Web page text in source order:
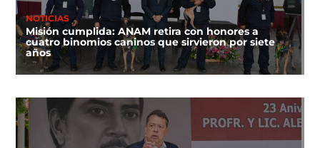
NOTICIAS
Misión cumplida: ANAM retira con honores a
cuatro binomios caninos que sirvieron por siete
años